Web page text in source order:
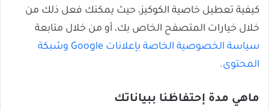
كيفية تعطيل خاصية الكوكيز، حيث يمكنك فعل ذلك من
خلال خيارات المتصفح الخاص بك، أو من خلال متابعة
سياسة الخصوصية الخاصة بإعلانات Google وشبكة
المحتوى.
ماهي مدة إحتفاظنا ببياناتك